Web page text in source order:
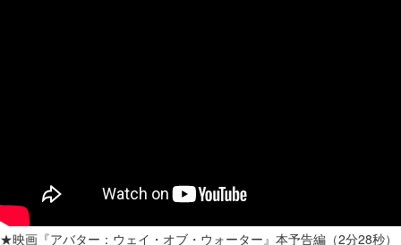
★映画『アバター：ウェイ・オブ・ウォーター』本予告編（2分28秒）